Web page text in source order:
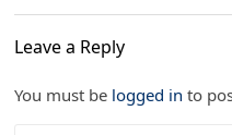
Leave a Reply
You must be logged in to